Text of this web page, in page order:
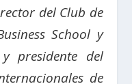
del Club de
School y
presidente del
de